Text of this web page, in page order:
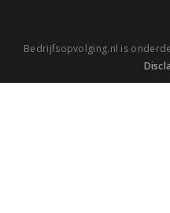
Bedrijfsopvolging.nl is